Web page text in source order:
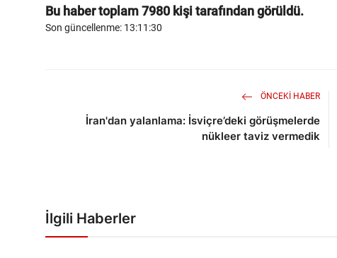
Bu haber toplam7980 kişi tarafından görüldü.
Son güncellenme: 13:11:30
ÖNCEKI HABER
İran'dan yalanlama: İsviçre’deki görüşmelerde
nükleer taviz vermedik
İlgili Haberler